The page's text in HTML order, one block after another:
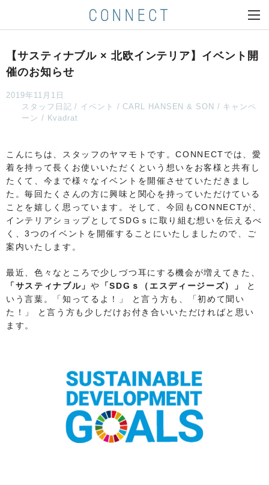
【サスティナブル × 北欧インテリア】イベント開
催のお知らせ
2019年11月1日
スタッフ日記
イベント CARL HANSEN & SON
キャンペ
ーン
Kvadrat
こんにちは、スタッフのヤマモトです。CONNECTでは、愛
着を持って長くお使いいただくという想いをお客様と共有し
たくて、今まで様々なイベントを開催させていただきまし
た。毎回たくさんの方に興味と関心を持っていただけている
ことを嬉しく思っています。そして、今回もCONNECTが、
インテリアショップとしてSDGｓに取り組む想いを伝えるべ
く、3つのイベントを開催することにいたしましたので、ご
案内いたします。
最近、色々なところで少しづつ耳にする機会が増えてきた、
「サスティナブル」や 「SDGｓ（エスディージーズ）」
と
いう言葉。「知ってるよ！」 と言う方も、「初めて聞い
た！」 と言う方も少しだけお付き合いいただければと思い
ます。